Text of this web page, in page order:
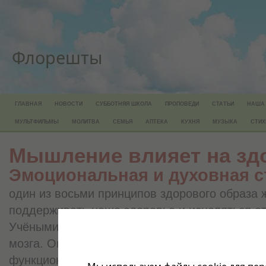
Флорешты
ГЛАВНАЯ НОВОСТИ СУББОТНЯЯ ШКОЛА ПРОПОВЕДИ СТАТЬИ НАША
МУЛЬТФИЛЬМЫ МОЛИТВА СЕМЬЯ АПТЕКА КУХНЯ МУЗЫКА
Мышление влияет на
Эмоциональная и духовная
один из восьми принципов здорового образа
поддерживать наше здоровье и исцеляться
Учёными были проведены интересные
мозга. Они обнаружили, что два полушария
функционируют по-разному.